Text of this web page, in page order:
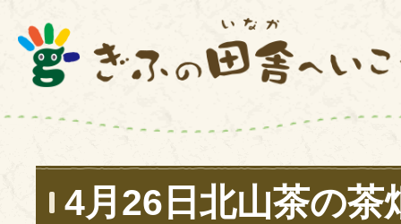
4月26日北山茶の茶